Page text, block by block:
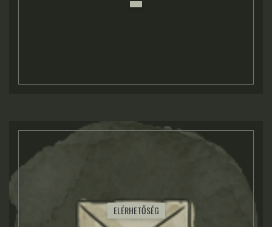
ELÉRHETŐSÉG